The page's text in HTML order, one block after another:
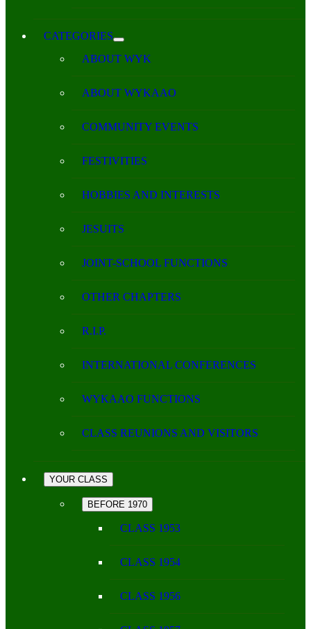
CATEGORIES
ABOUT WYK
ABOUT WYKAAO
COMMUNITY EVENTS
FESTIVITIES
HOBBIES AND INTERESTS
JESUITS
JOINT-SCHOOL FUNCTIONS
OTHER CHAPTERS
R.I.P.
INTERNATIONAL CONFERENCES
WYKAAO FUNCTIONS
CLASS REUNIONS AND VISITORS
YOUR CLASS
BEFORE 1970
CLASS 1953
CLASS 1954
CLASS 1956